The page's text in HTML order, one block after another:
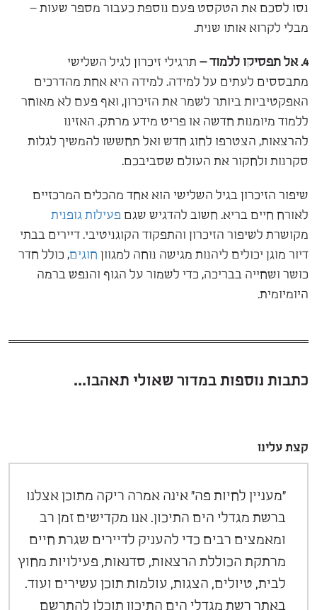
נסו לסכם את הטקסט פעם נוספת כעבור מספר שעות –
מבלי לקרוא אותו שנית.
4. אל תפסיקו ללמוד –
תרגילי זיכרון לגיל השלישי
מתבססים לעתים על למידה. למידה היא אחת מהדרכים
האפקטיביות ביותר לשמר את הזיכרון, ואף פעם לא מאוחר
ללמוד מיומנות חדשה או פריט מידע מרתק. האזינו
להרצאות, הצטרפו לחוג חדש ואל תחששו להמשיך לגלות
סקרנות ולחקור את העולם שסביבכם.
שיפור הזיכרון בגיל השלישי הוא אחד מהכלים המרכזיים
לאורח חיים בריא. חשוב להדגיש שגם פעילות גופנית
מקושרת לשיפור הזיכרון והתפקוד הקוגניטיבי. דיירים בבתי
דיור מוגן יכולים ליהנות מגישה נוחה למגוון חוגים, כולל חדר
כושר ושחייה בבריכה, כדי לשמור על הגוף והנפש ברמה
היומיומית.
כתבות נוספות במדור שאולי תאהבו...
קצת עלינו
"מעניין לחיות פה" אינה אמרה ריקה מתוכן אצלנו
ברשת מגדלי הים התיכון. אנו מקדישים זמן רב
ומאמצים רבים כדי להעניק לדיירים שגרת חיים
מרתקת הכוללת הרצאות, סדנאות, פעילויות מחוץ
לבית, טיולים, הצגות, עולמות תוכן עשירים ועוד.
באתר רשת מגדלי הים התיכון תוכלו להתרשם